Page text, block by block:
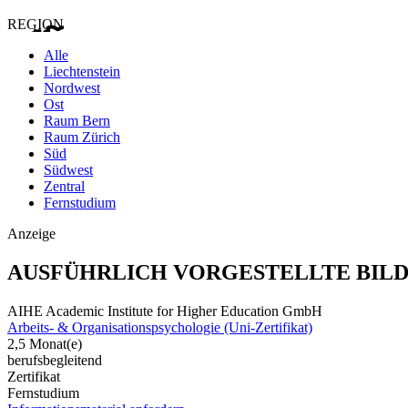
REGION
Alle
Liechtenstein
Nordwest
Ost
Raum Bern
Raum Zürich
Süd
Südwest
Zentral
Fernstudium
Anzeige
AUSFÜHRLICH VORGESTELLTE
AIHE Academic Institute for Higher Education GmbH
Arbeits- & Organisationspsychologie (Uni-Zertifikat)
2,5 Monat(e)
berufsbegleitend
Zertifikat
Fernstudium